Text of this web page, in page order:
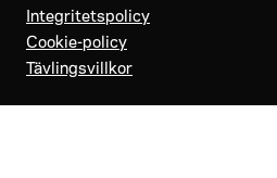
Integritetspolicy
Cookie-policy
Tävlingsvillkor